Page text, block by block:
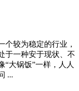
个较为稳定的行业，
于一种安于现状、不
“大锅饭”一样，人人
...